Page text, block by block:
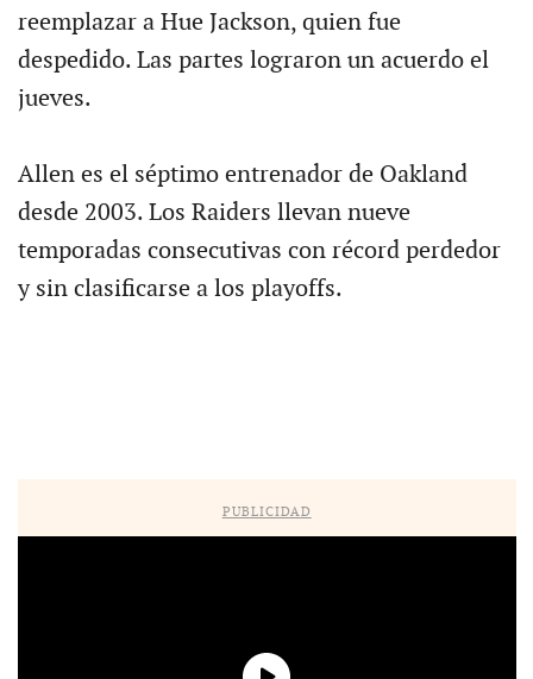
reemplazar a Hue Jackson, quien fue
despedido. Las partes lograron un acuerdo el
jueves.
Allen es el séptimo entrenador de Oakland
desde 2003. Los Raiders llevan nueve
temporadas consecutivas con récord perdedor
y sin clasificarse a los playoffs.
PUBLICIDAD